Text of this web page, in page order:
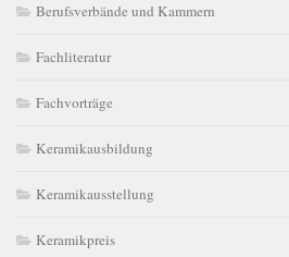
Berufsverbände und Kammern
Fachliteratur
Fachvorträge
Keramikausbildung
Keramikausstellung
Keramikpreis